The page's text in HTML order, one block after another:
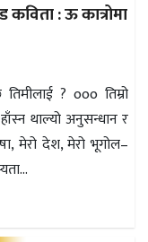
कविता : ऊ कात्रोमा
? ooo तिम्रो
थाल्यो अनुसन्धान र
मेरो देश, मेरो भूगोल–